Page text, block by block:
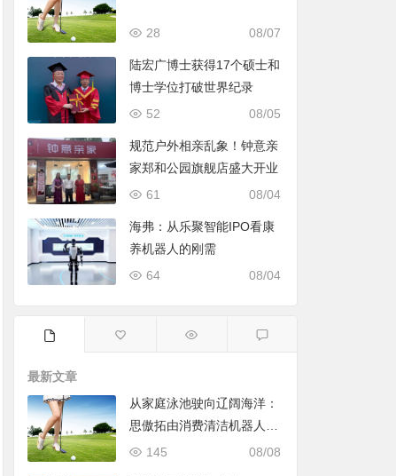
08/07
28
陆宏广博士获得17个硕士和
博士学位打破世界纪录
08/05
52
规范户外相亲乱象！钟意亲
家郑和公园旗舰店盛大开业
08/04
61
海弗：从乐聚智能IPO看康
养机器人的刚需
08/04
64
最新文章
从家庭泳池驶向辽阔海洋：
思傲拓由消费清洁机器人转
身声纳与海洋机器人赛道08/08
145